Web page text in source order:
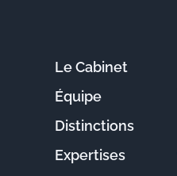
Le Cabinet
Équipe
Distinctions
Expertises